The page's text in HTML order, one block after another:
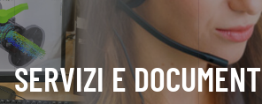
SERVIZI E DOCUMENTI